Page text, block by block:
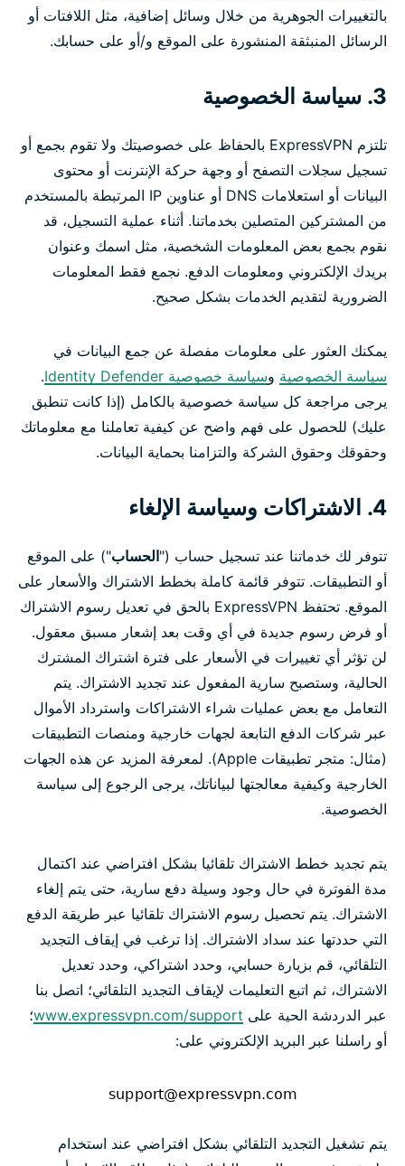
بالتغييرات الجوهرية من خلال وسائل إضافية، مثل اللافتات أو
الرسائل المنبثقة المنشورة على الموقع و/أو على حسابك.
3. سياسة الخصوصية
تلتزم ExpressVPN بالحفاظ على خصوصيتك ولا تقوم بجمع أو
تسجيل سجلات التصفح أو وجهة حركة الإنترنت أو محتوى
البيانات أو استعلامات DNS أو عناوين IP المرتبطة بالمستخدم
من المشتركين المتصلين بخدماتنا. أثناء عملية التسجيل، قد
نقوم بجمع بعض المعلومات الشخصية، مثل اسمك وعنوان
بريدك الإلكتروني ومعلومات الدفع. نجمع فقط المعلومات
الضرورية لتقديم الخدمات بشكل صحيح.
يمكنك العثور على معلومات مفصلة عن جمع البيانات في
سياسة الخصوصية وسياسة خصوصية Identity Defender
.
يرجى مراجعة كل سياسة خصوصية بالكامل (إذا كانت تنطبق
عليك) للحصول على فهم واضح عن كيفية تعاملنا مع معلوماتك
وحقوقك وحقوق الشركة والتزامنا بحماية البيانات.
4. الاشتراكات وسياسة الإلغاء
تتوفر لك خدماتنا عند تسجيل حساب ("الحساب") على الموقع
أو التطبيقات. تتوفر قائمة كاملة بخطط الاشتراك والأسعار على
الموقع. تحتفظ ExpressVPN بالحق في تعديل رسوم الاشتراك
أو فرض رسوم جديدة في أي وقت بعد إشعار مسبق معقول.
لن تؤثر أي تغييرات في الأسعار على فترة اشتراك المشترك
الحالية، وستصبح سارية المفعول عند تجديد الاشتراك. يتم
التعامل مع بعض عمليات شراء الاشتراكات واسترداد الأموال
عبر شركات الدفع التابعة لجهات خارجية ومنصات التطبيقات
(مثال: متجر تطبيقات Apple). لمعرفة المزيد عن هذه الجهات
الخارجية وكيفية معالجتها لبياناتك، يرجى الرجوع إلى سياسة
الخصوصية.
يتم تجديد خطط الاشتراك تلقائيا بشكل افتراضي عند اكتمال
مدة الفوترة في حال وجود وسيلة دفع سارية، حتى يتم إلغاء
الاشتراك. يتم تحصيل رسوم الاشتراك تلقائيا عبر طريقة الدفع
التي حددتها عند سداد الاشتراك. إذا ترغب في إيقاف التجديد
التلقائي، قم بزيارة حسابي، وحدد اشتراكي، وحدد تعديل
الاشتراك، ثم اتبع التعليمات لإيقاف التجديد التلقائي؛ اتصل بنا
عبر الدردشة الحية على www.expressvpn.com/support؛
أو راسلنا عبر البريد الإلكتروني على:
يتم تشغيل التجديد التلقائي بشكل افتراضي عند استخدام